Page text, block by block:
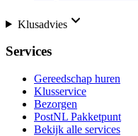
Klusadvies
Services
Gereedschap huren
Klusservice
Bezorgen
PostNL Pakketpunt
Bekijk alle services